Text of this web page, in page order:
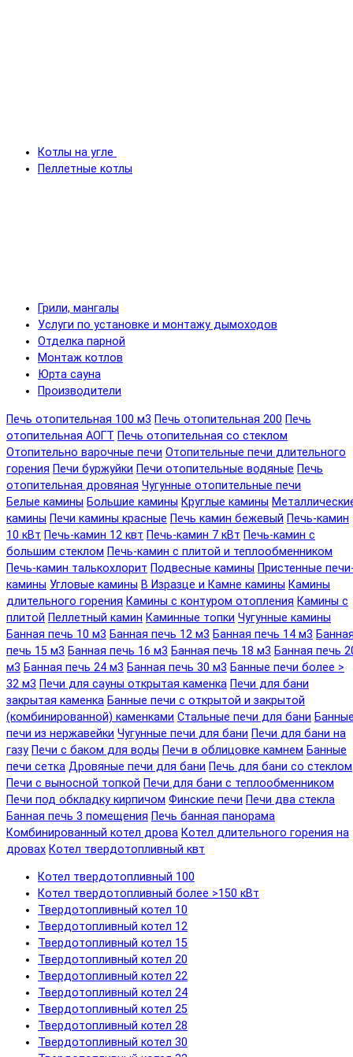
Котлы на угле
Пеллетные котлы
Грили, мангалы
Услуги по установке и монтажу дымоходов
Отделка парной
Монтаж котлов
Юрта сауна
Производители
Печь отопительная 100 м3 Печь отопительная 200 Печь
отопительная АОГТ Печь отопительная со стеклом
Отопительно варочные печи Отопительные печи длительного
горения Печи буржуйки Печи отопительные водяные Печь
отопительная дровяная Чугунные отопительные печи
Белые камины Большие камины Круглые камины
камины Печи камины красные Печь камин бежевый Печь-камин
10 кВт Печь-камин 12 квт Печь-камин 7 кВт Печь-камин с
большим стеклом Печь-камин с плитой и теплообменником
Печь-камин талькохлорит Подвесные камины Пристенные
камины Угловые камины В Изразце и Камне камины Камины
длительного горения Камины с контуром отопления Камины с
плитой Пеллетный камин Каминные топки Чугунные камины
Банная печь 10 м3 Банная печь 12 м3 Банная печь 14 м3
печь 15 м3 Банная печь 16 м3 Банная печь 18 м3 Банная печь
м3 Банная печь 24 м3 Банная печь 30 м3 Банные печи более >
32 м3 Печи для сауны открытая каменка Печи для бани
закрытая каменка Банные печи с открытой и закрытой
(комбинированной) каменками Стальные печи для бани
печи из нержавейки Чугунные печи для бани Печи для бани на
газу Печи с баком для воды Печи в облицовке камнем Банные
печи сетка Дровяные печи для бани Печь для бани со стеклом
Печи с выносной топкой Печи для бани с теплообменником
Печи под обкладку кирпичом Финские печи Печи два стекла
Банная печь 3 помещения Печь банная панорама
Комбинированный котел дрова Котел длительного горения на
дровах Котел твердотопливный квт
Котел твердотопливный 100
Котел твердотопливный более >150 кВт
Твердотопливный котел 10
Твердотопливный котел 12
Твердотопливный котел 15
Твердотопливный котел 20
Твердотопливный котел 22
Твердотопливный котел 24
Твердотопливный котел 25
Твердотопливный котел 28
Твердотопливный котел 30